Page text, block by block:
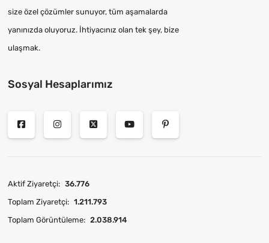
size özel çözümler sunuyor, tüm aşamalarda
yanınızda oluyoruz. İhtiyacınız olan tek şey, bize
ulaşmak.
Sosyal Hesaplarımız
Aktif Ziyaretçi: 36.776
Toplam Ziyaretçi: 1.211.793
Toplam Görüntüleme: 2.038.914